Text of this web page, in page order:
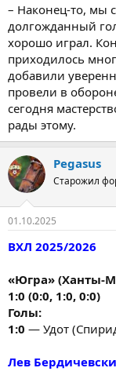
– Наконец-то, мы
долгожданный
хорошо играл.
приходилось
добавили
провели в
сегодня
рады этому.
Pegasus
Старожил
01.10.2025
ВХЛ 2025/2026
«Югра» (Ханты-
1:0 (0:0, 1:0, 0:0)
Голы:
1:0 — Удот
Лев